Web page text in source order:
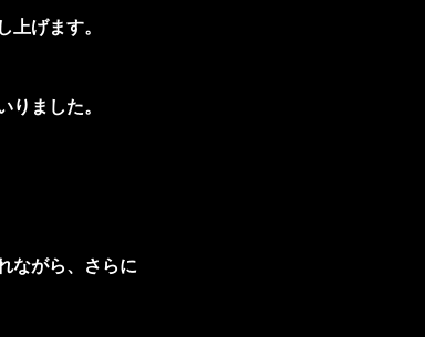
げます。
ました。
ながら、さらに